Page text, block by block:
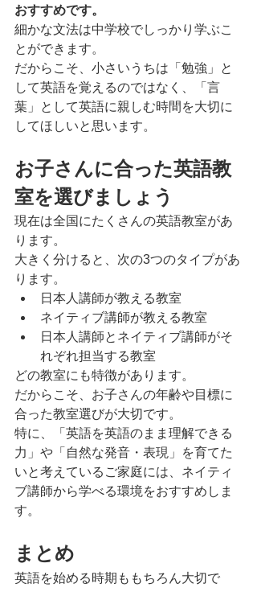
おすすめです。
細かな文法は中学校でしっかり学ぶこ
とができます。
だからこそ、小さいうちは「勉強」と
して英語を覚えるのではなく、「言
葉」として英語に親しむ時間を大切に
してほしいと思います。
お子さんに合った英語教
室を選びましょう
現在は全国にたくさんの英語教室があ
ります。
大きく分けると、次の3つのタイプがあ
ります。
日本人講師が教える教室
ネイティブ講師が教える教室
日本人講師とネイティブ講師がそ
れぞれ担当する教室
どの教室にも特徴があります。
だからこそ、お子さんの年齢や目標に
合った教室選びが大切です。
特に、「英語を英語のまま理解できる
力」や「自然な発音・表現」を育てた
いと考えているご家庭には、ネイティ
ブ講師から学べる環境をおすすめしま
す。
まとめ
英語を始める時期ももちろん大切で